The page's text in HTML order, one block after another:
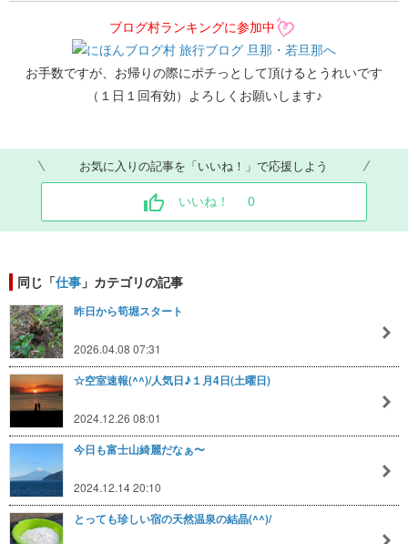
ブログ村ランキングに参加中
お手数ですが、お帰りの際にポチっとして頂けるとうれいです
（１日１回有効）よろしくお願いします♪
お気に入りの記事を「いいね！」で応援しよう
いいね！ 0
同じ「仕事 」カテゴリの記事
昨日から筍堀スタート
2026.04.08 07:31
☆空室速報(^^)/人気日♪１月4日(土曜日)
2024.12.26 08:01
今日も富士山綺麗だなぁ〜
2024.12.14 20:10
とっても珍しい宿の天然温泉の結晶(^^)/